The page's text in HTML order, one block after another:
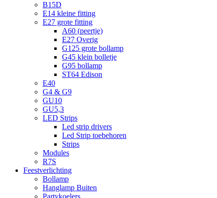
B15D
E14 kleine fitting
E27 grote fitting
A60 (peertje)
E27 Overig
G125 grote bollamp
G45 klein bolletje
G95 bollamp
ST64 Edison
E40
G4 & G9
GU10
GU5,3
LED Strips
Led strip drivers
Led Strip toebehoren
Strips
Modules
R7S
Feestverlichting
Bollamp
Hanglamp Buiten
Partykoelers